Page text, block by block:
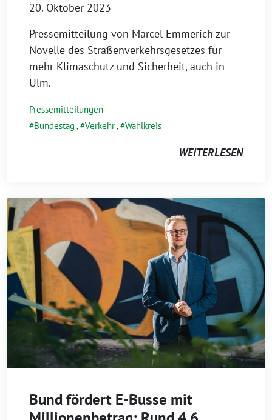
20. Oktober 2023
Pressemitteilung von Marcel Emmerich zur
Novelle des Straßenverkehrsgesetzes für
mehr Klimaschutz und Sicherheit, auch in
Ulm.
Pressemitteilungen
Bundestag , Verkehr, Wahlkreis
WEITERLESEN
Bund fördert E-Busse mit